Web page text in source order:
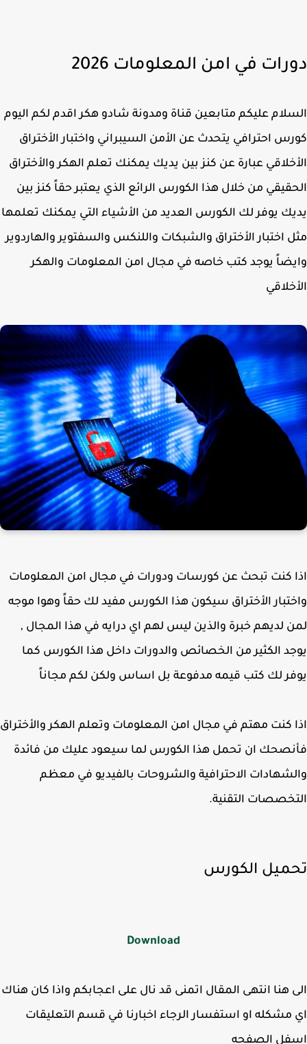
في امن المعلومات 2026
عليكم متابعين قناة ومدونة شادو هكر اقدم لكم اليوم
احترافي يتحدث عن الأمن السيبراني واختبار الأختراق
عبارة عن كنز بين يديك يمكنك تعلم الهكر والأختراق
من خلال هذا الكورس الرائع الذي يعتبر حقاً كنز بين
يوفر لك الكورس العديد من الأشياء التي يمكنك تعلمها
اختبار الأختراق والشبكات واللنكس والسفتوير والهاردوير
يوجد كتب خاصه في مجال امن المعلومات والهكر
كنت تبحث عن كورسات ودورات في مجال امن المعلومات
الأختراق سيكون هذا الكورس مفيد لك حقاً وهوا موجه
لديهم خبرة والذين ليس لهم اي درايه في هذا المجال ,
الكثير من الخصائص والدورات داخل هذا الكورس كما
لك كتب قيمه مدفوعة بل اساس ولكن لكم مجاناً
كنت مهتم في مجال امن المعلومات وتعلم الهكر والأختراق
ان تحمل هذا الكورس لما سيعود عليك من فائدة
الاحترافية والشروحات بالفيديو في معظم
التقنية.
الكورس
Download
هنا انتهى المقال اتمنى قد نال على اعجابكم واذا كان هناك
مشكله او استفسار الرجاء اخبارنا في قسم التعليقات
الصفحه